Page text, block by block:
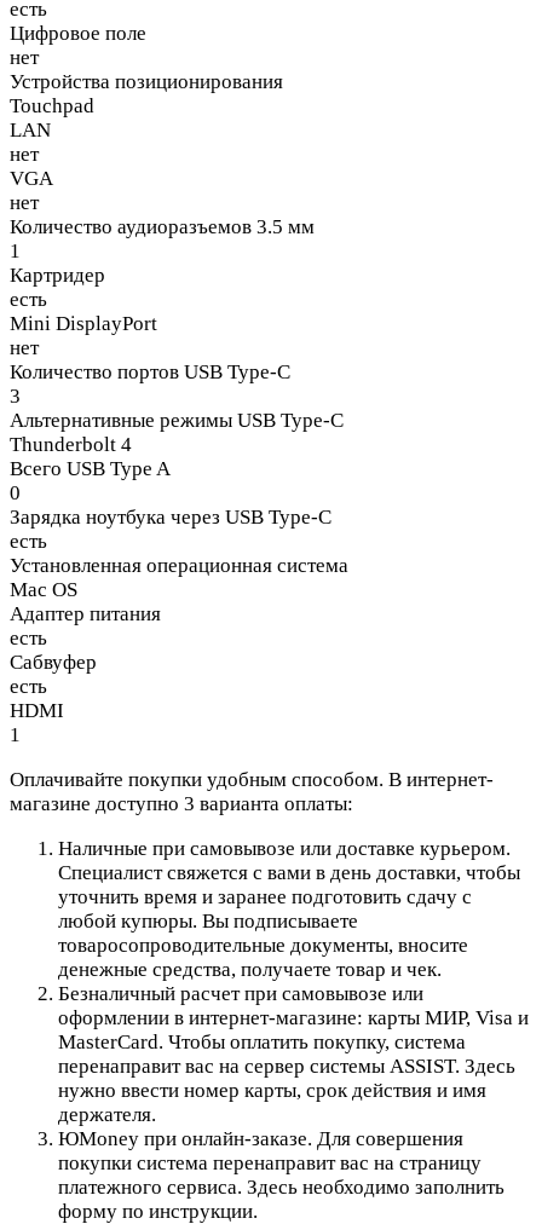
есть
Цифровое поле
нет
Устройства позиционирования
Touchpad
LAN
нет
VGA
нет
Количество аудиоразъемов 3.5 мм
1
Картридер
есть
Mini DisplayPort
нет
Количество портов USB Type-C
3
Альтернативные режимы USB Type-C
Thunderbolt 4
Всего USB Type A
0
Зарядка ноутбука через USB Type-C
есть
Установленная операционная система
Mac OS
Адаптер питания
есть
Сабвуфер
есть
HDMI
1
Оплачивайте покупки удобным способом. В интернет-
магазине доступно 3 варианта оплаты:
Наличные при самовывозе или доставке курьером.
Специалист свяжется с вами в день доставки, чтобы
уточнить время и заранее подготовить сдачу с
любой купюры. Вы подписываете
товаросопроводительные документы, вносите
денежные средства, получаете товар и чек.
Безналичный расчет при самовывозе или
оформлении в интернет-магазине: карты МИР, Visa и
MasterCard. Чтобы оплатить покупку, система
перенаправит вас на сервер системы ASSIST. Здесь
нужно ввести номер карты, срок действия и имя
держателя.
ЮMoney при онлайн-заказе. Для совершения
покупки система перенаправит вас на страницу
платежного сервиса. Здесь необходимо заполнить
форму по инструкции.